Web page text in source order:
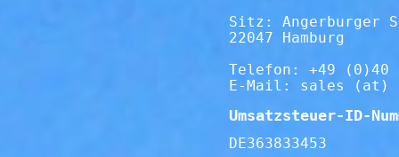
Sitz: Angerburger
22047 Hamburg
Telefon: +49 (0)40
E-Mail: sales (at)
Umsatzsteuer-ID-
DE363833453